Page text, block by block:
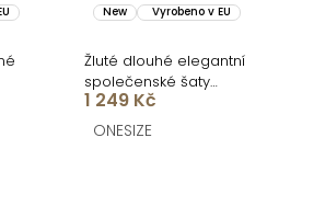
New Vyrobeno v EU
Žluté dlouhé elegantní
společenské šaty
BELLARA na ramínka
1 249 Kč
ONESIZE